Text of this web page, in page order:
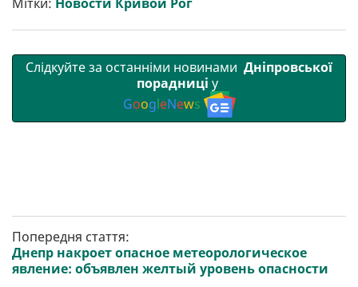
и k m p
Мітки: Новости Кривой Рог
Слідкуйте за останніми новинами Дніпровської
порадниці у
GoogleNews
Попередня стаття:
Днепр накроет опасное метеорологическое
явление: объявлен желтый уровень опасности